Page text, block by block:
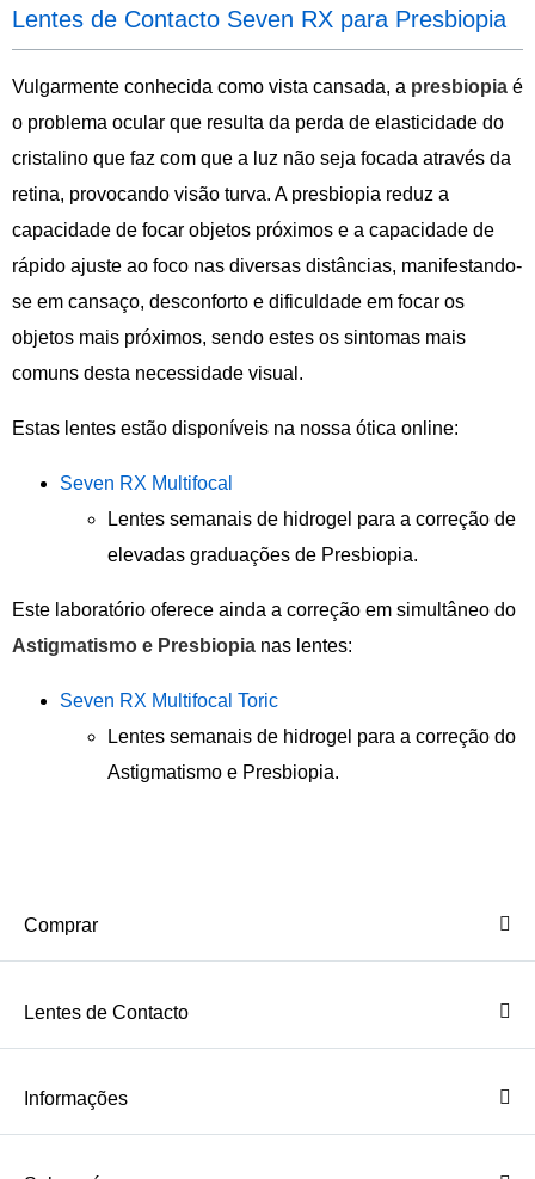
Lentes de Contacto Seven RX para Presbiopia
Vulgarmente conhecida como vista cansada, a presbiopia é
o problema ocular que resulta da perda de elasticidade do
cristalino que faz com que a luz não seja focada através da
retina, provocando visão turva. A presbiopia reduz a
capacidade de focar objetos próximos e a capacidade de
rápido ajuste ao foco nas diversas distâncias, manifestando-
se em cansaço, desconforto e dificuldade em focar os
objetos mais próximos, sendo estes os sintomas mais
comuns desta necessidade visual.
Estas lentes estão disponíveis na nossa ótica online:
Seven RX Multifocal
Lentes semanais de hidrogel para a correção de
elevadas graduações de Presbiopia.
Este laboratório oferece ainda a correção em simultâneo do
Astigmatismo e Presbiopia nas lentes:
Seven RX Multifocal Toric
Lentes semanais de hidrogel para a correção do
Astigmatismo e Presbiopia.
Comprar
Lentes de Contacto
Informações